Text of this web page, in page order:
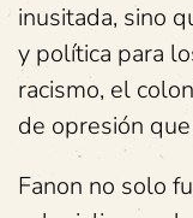
inusitada, sino
y política para
racismo, el
de opresión
Fanon no solo